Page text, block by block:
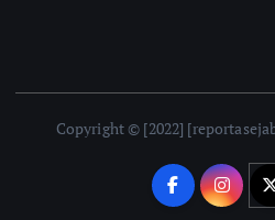
Copyright © [2022]